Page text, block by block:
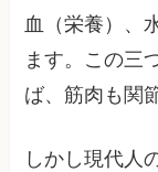
血（栄養）、
ます。この三
ば、筋肉も関
しかし現代人